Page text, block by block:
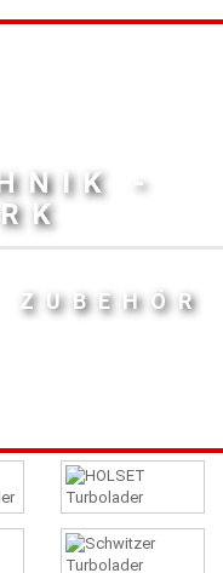
-
ZUBEHÖR